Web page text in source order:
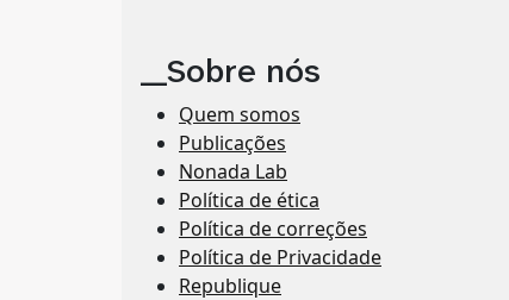
__Sobre nós
Quem somos
Publicações
Nonada Lab
Política de ética
Política de correções
Política de Privacidade
Republique